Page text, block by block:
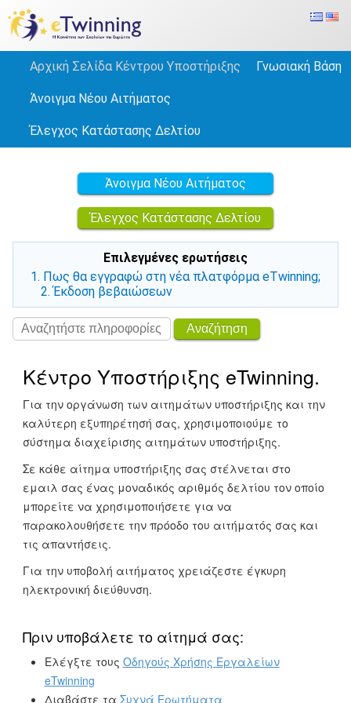
Αρχική Σελίδα Κέντρου Υποστήριξης Γνωσιακή Βάση
Άνοιγμα Νέου Αιτήματος
Έλεγχος Κατάστασης Δελτίου
Άνοιγμα Νέου Αιτήματος
Έλεγχος Κατάστασης Δελτίου
Επιλεγμένες ερωτήσεις
1. Πως θα εγγραφώ στη νέα πλατφόρμα eTwinning;
2. Έκδοση βεβαιώσεων
Αναζήτηση
Κέντρο Υποστήριξης eTwinning.
Για την οργάνωση των αιτημάτων υποστήριξης και την
καλύτερη εξυπηρέτησή σας, χρησιμοποιούμε το
σύστημα διαχείρισης αιτημάτων υποστήριξης.
Σε κάθε αίτημα υποστήριξης σας στέλνεται στο
εμαιλ σας ένας μοναδικός αριθμός δελτίου τον οποίο
μπορείτε να χρησιμοποιήσετε για να
παρακολουθήσετε την πρόοδο του αιτήματός σας και
τις απαντήσεις.
Για την υποβολή αιτήματος χρειάζεστε έγκυρη
ηλεκτρονική διεύθυνση.
Πριν υποβάλετε το αίτημά σας:
Ελέγξτε τους Οδηγούς Χρήσης Εργαλείων
eTwinning
Διαβάστε τα Συχνά Ερωτήματα